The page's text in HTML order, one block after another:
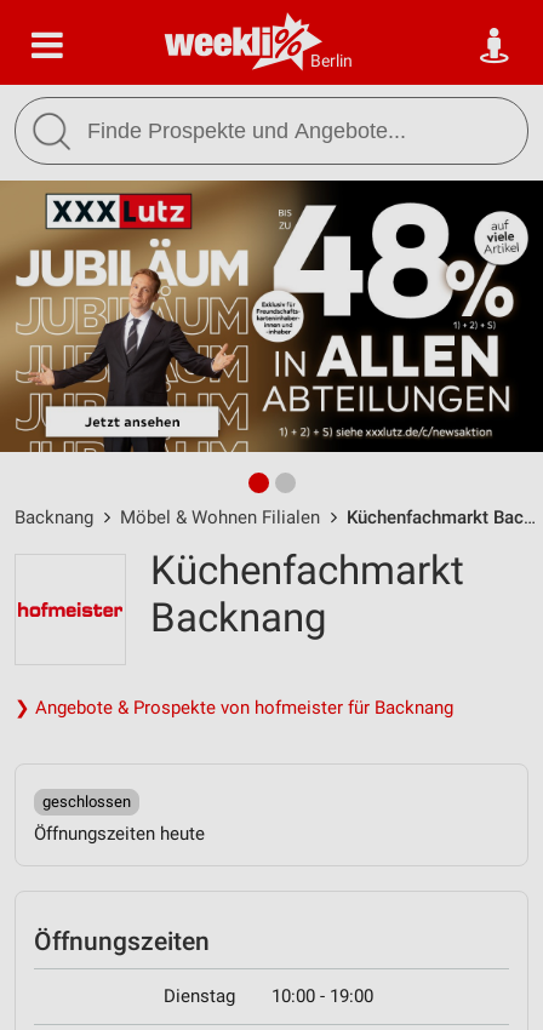
Berlin
Backnang Möbel & Wohnen Filialen Küchenfachmarkt Backnang / Stuttgarter Straße 135 - Öffnungszeiten & Adresse
Küchenfachmarkt
Backnang
❯ Angebote & Prospekte von hofmeister für Backnang
geschlossen
Öffnungszeiten heute
Öffnungszeiten
Dienstag 10:00 - 19:00